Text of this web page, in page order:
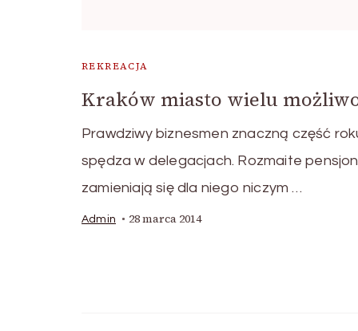
REKREACJA
Kraków miasto wielu
Prawdziwy biznesmen znaczną część
spędza w delegacjach. Rozmaite
zamieniają się dla niego niczym …
Admin 28 marca 2014